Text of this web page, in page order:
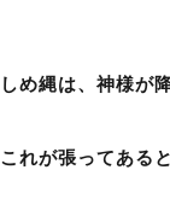
しめ縄は、神様が
これが張ってある